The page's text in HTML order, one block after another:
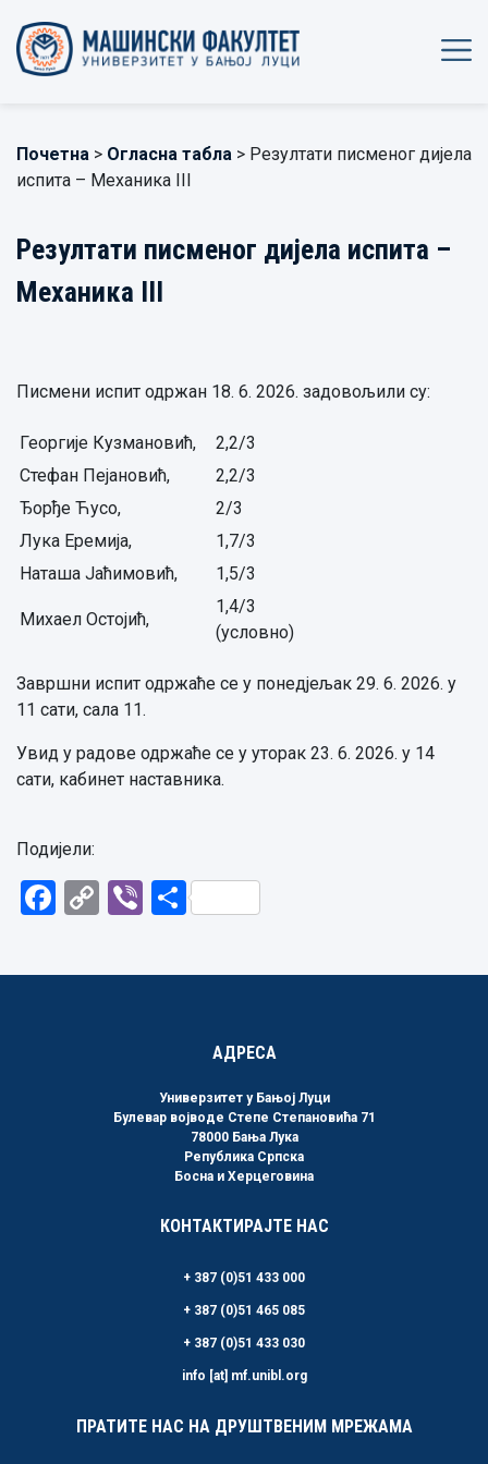
Почетна > Огласна табла > Резултати писменог дијела
испита – Механика III
Резултати писменог дијела испита –
Механика III
Писмени испит одржан 18. 6. 2026. задовољили су:
Георгије Кузмановић,
2,2/3
Стефан Пејановић,
2,2/3
Ђорђе Ћусо,
2/3
Лука Еремија,
1,7/3
Наташа Јаћимовић,
1,5/3
Михаел Остојић,
1,4/3
(условно)
Завршни испит одржаће се у понедјељак 29. 6. 2026. у
11 сати, сала 11.
Увид у радове одржаће се у уторак 23. 6. 2026. у 14
сати, кабинет наставника.
Подијели:
Facebook
CopyViberShare
АДРЕСА
Универзитет у Бањој Луци
Булевар војводе Степе Степановића 71
78000 Бања Лука
Република Српска
Босна и Херцеговина
КОНТАКТИРАЈТЕ НАС
+ 387 (0)51 433 000
+ 387 (0)51 465 085
+ 387 (0)51 433 030
info [at] mf.unibl.org
ПРАТИТЕ НАС НА ДРУШТВЕНИМ МРЕЖАМА